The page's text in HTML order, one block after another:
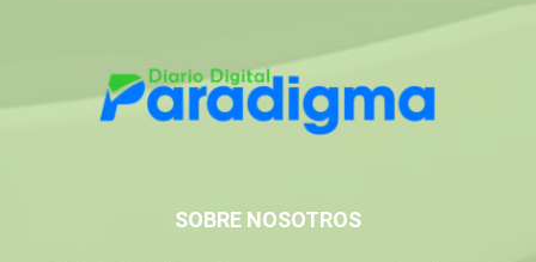
SOBRE NOSOTROS